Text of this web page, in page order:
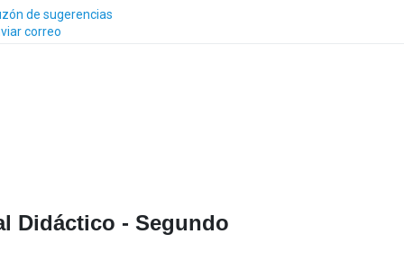
de sugerencias
correo
Didáctico - Segundo